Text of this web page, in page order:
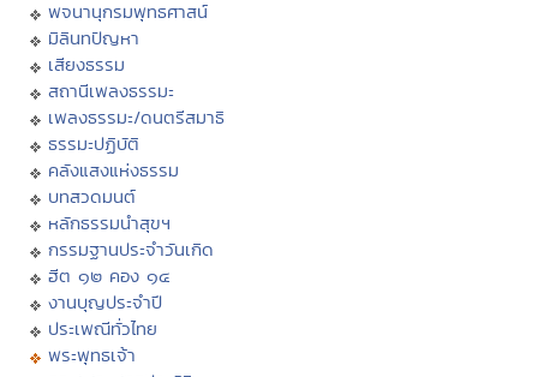
พจนานุกรมพุทธศาสน์
มิลินทปัญหา
เสียงธรรม
สถานีเพลงธรรมะ
เพลงธรรมะ/ดนตรีสมาธิ
ธรรมะปฏิบัติ
คลังแสงแห่งธรรม
บทสวดมนต์
หลักธรรมนำสุขฯ
กรรมฐานประจำวันเกิด
ฮีต ๑๒ คอง ๑๔
งานบุญประจำปี
ประเพณีทั่วไทย
พระพุทธเจ้า